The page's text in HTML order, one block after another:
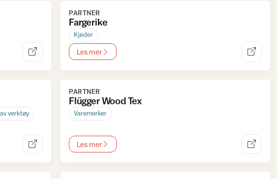
PARTNER
Fargerike
Kjeder
Les mer
verktøy
PARTNER
Flügger Wood Tex
Varemerker
Les mer